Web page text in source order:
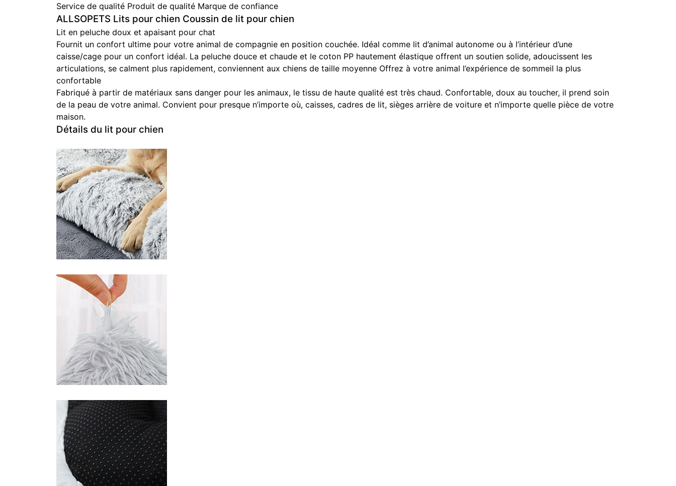
Service de qualité Produit de qualité Marque de confiance
ALLSOPETS Lits pour chien Coussin de lit pour chien
Lit en peluche doux et apaisant pour chat
Fournit un confort ultime pour votre animal de compagnie en position couchée. Idéal comme lit d’animal autonome ou à l’intérieur d’une
caisse/cage pour un confort idéal. La peluche douce et chaude et le coton PP hautement élastique offrent un soutien solide, adoucissent les
articulations, se calment plus rapidement, conviennent aux chiens de taille moyenne Offrez à votre animal l’expérience de sommeil la plus
confortable
Fabriqué à partir de matériaux sans danger pour les animaux, le tissu de haute qualité est très chaud. Confortable, doux au toucher, il prend soin
de la peau de votre animal. Convient pour presque n’importe où, caisses, cadres de lit, sièges arrière de voiture et n’importe quelle pièce de votre
maison.
Détails du lit pour chien